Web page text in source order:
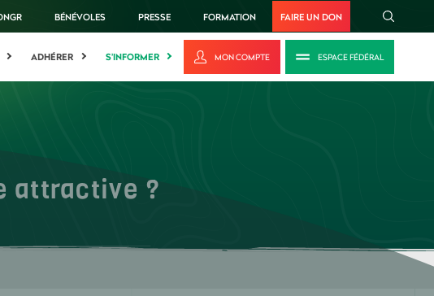
BÉNÉVOLES PRESSE FORMATION FAIRE UN DON
ADHÉRER S'INFORMER MON COMPTE ESPACE FÉDÉRAL
attractive ?